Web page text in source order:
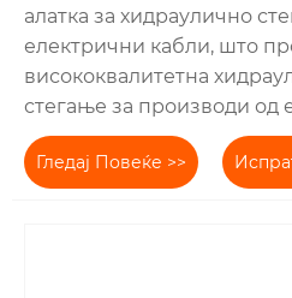
алатка за хидраулично
електрични кабли, што
висококвалитетна
стегање за производи од
Гледај Повеќе >>